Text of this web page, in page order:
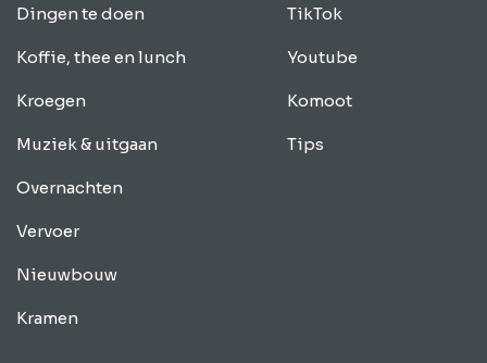
Dingen te doen
Koffie, thee en lunch
Kroegen
Muziek & uitgaan
Overnachten
Vervoer
Nieuwbouw
Kramen
TikTok
Youtube
Komoot
Tips